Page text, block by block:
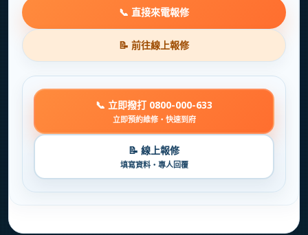
📞 直接來電報修
📝 前往線上報修
📞 立即撥打 0800-000-633
立即預約維修・快速到府
📝 線上報修
填寫資料・專人回覆